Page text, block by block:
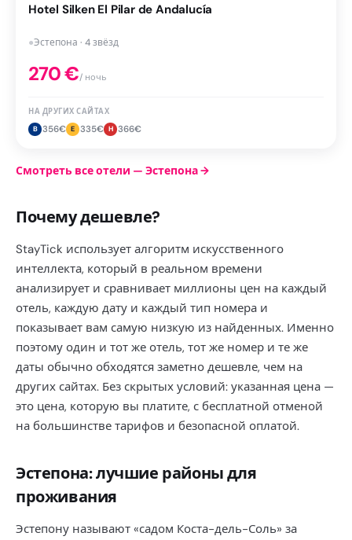
Hotel Silken El Pilar de Andalucía
●Эстепона · 4 звёзд
270€/ ночь
НА ДРУГИХ САЙТАХ
B 356€ E 335€ H 366€
Смотреть все отели — Эстепона→
Почему дешевле?
StayTick использует алгоритм искусственного
интеллекта, который в реальном времени
анализирует и сравнивает миллионы цен на каждый
отель, каждую дату и каждый тип номера и
показывает вам самую низкую из найденных. Именно
поэтому один и тот же отель, тот же номер и те же
даты обычно обходятся заметно дешевле, чем на
других сайтах. Без скрытых условий: указанная цена —
это цена, которую вы платите, с бесплатной отменой
на большинстве тарифов и безопасной оплатой.
Эстепона: лучшие районы для
проживания
Эстепону называют «садом Коста-дель-Соль» за